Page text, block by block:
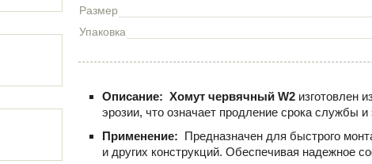
Размер
Упаковка
Описание: Хомут червячный W2 изготовлен
эрозии, что означает продление срока службы
Применение: Предназначен для быстрого
и других конструкций. Обеспечивая надежное